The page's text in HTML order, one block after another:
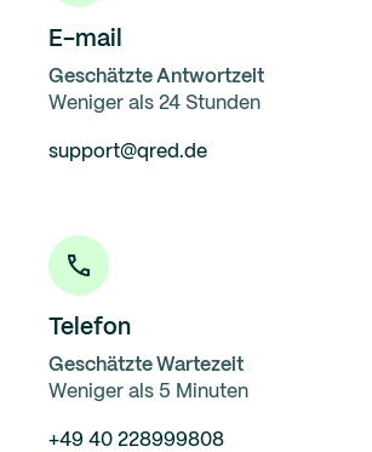
E-mail
Geschätzte Antwortzeit
Weniger als 24 Stunden
support@qred.de
Telefon
Geschätzte Wartezeit
Weniger als 5 Minuten
+49 40 228999808